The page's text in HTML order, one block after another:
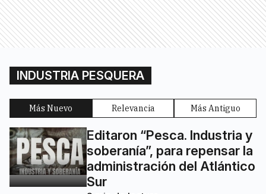
INDUSTRIA PESQUERA
Más Nuevo Relevancia Más Antiguo
Editaron “Pesca. Industria y
soberanía”, para repensar la
administración del Atlántico
Sur